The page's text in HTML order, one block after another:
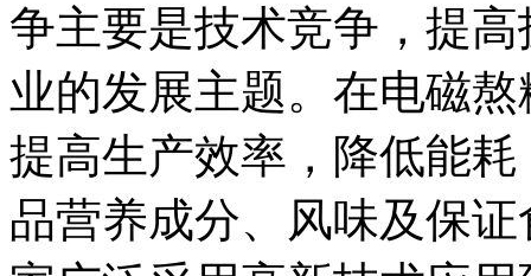
争主要是技术竞争，提
业的发展主题。在电磁
提高生产效率，降低能
品营养成分、风味及保